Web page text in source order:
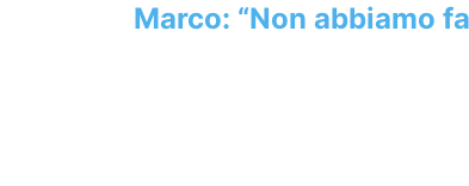
Marco: “Non abbiamo